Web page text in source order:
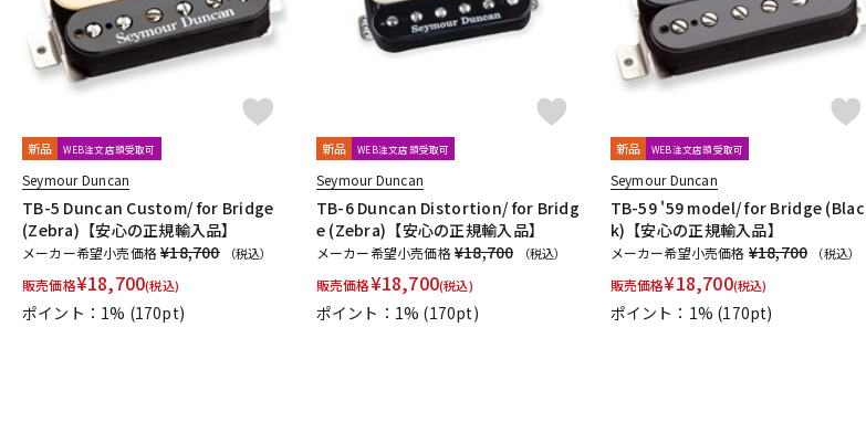
新品 WEB注文店頭受取可
Seymour Duncan
TB-5 Duncan Custom/ for Bridge
(Zebra)【安心の正規輸入品】
メーカー希望小売価格¥18,700 （税込）
販売価格¥18,700(税込)
ポイント：1% (170pt)
新品 WEB注文店頭受取可
Seymour Duncan
TB-6 Duncan Distortion/ for Bridg
e (Zebra)【安心の正規輸入品】
メーカー希望小売価格¥18,700 （税込）
販売価格¥18,700(税込)
ポイント：1% (170pt)
新品 WEB注文店頭受取可
Seymour Duncan
TB-59 '59 model/ for Bridge (Blac
k)【安心の正規輸入品】
メーカー希望小売価格 ¥18,700 （税込）
販売価格¥18,700(税込)
ポイント：1% (170pt)